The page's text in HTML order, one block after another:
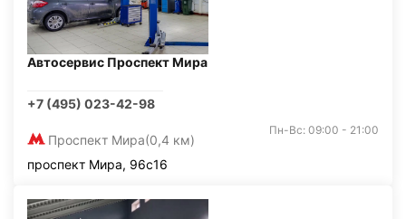
Автосервис Проспект Мира
+7 (495) 023-42-98
Проспект Мира(0,4 км)
Пн-Вс: 09:00 - 21:00
проспект Мира, 96с16